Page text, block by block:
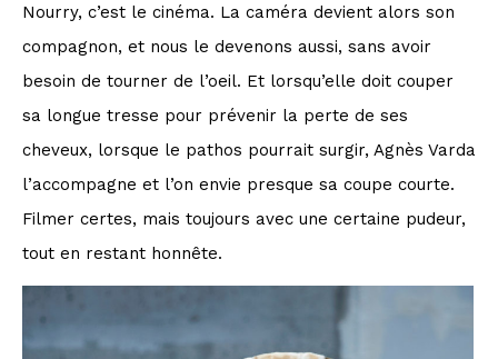
Nourry, c’est le cinéma. La caméra devient alors son
compagnon, et nous le devenons aussi, sans avoir
besoin de tourner de l’oeil. Et lorsqu’elle doit couper
sa longue tresse pour prévenir la perte de ses
cheveux, lorsque le pathos pourrait surgir, Agnès Varda
l’accompagne et l’on envie presque sa coupe courte.
Filmer certes, mais toujours avec une certaine pudeur,
tout en restant honnête.